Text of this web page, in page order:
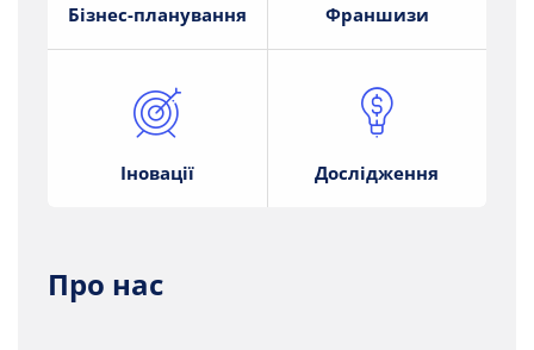
Бізнес-планування Франшизи
Іновації Дослідження
Про нас